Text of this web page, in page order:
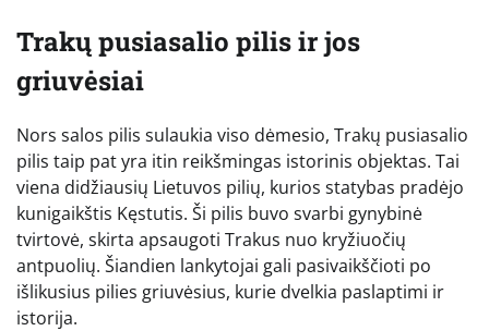
Trakų pusiasalio pilis ir jos
griuvėsiai
Nors salos pilis sulaukia viso dėmesio, Trakų pusiasalio
pilis taip pat yra itin reikšmingas istorinis objektas. Tai
viena didžiausių Lietuvos pilių, kurios statybas pradėjo
kunigaikštis Kęstutis. Ši pilis buvo svarbi gynybinė
tvirtovė, skirta apsaugoti Trakus nuo kryžiuočių
antpuolių. Šiandien lankytojai gali pasivaikščioti po
išlikusius pilies griuvėsius, kurie dvelkia paslaptimi ir
istorija.